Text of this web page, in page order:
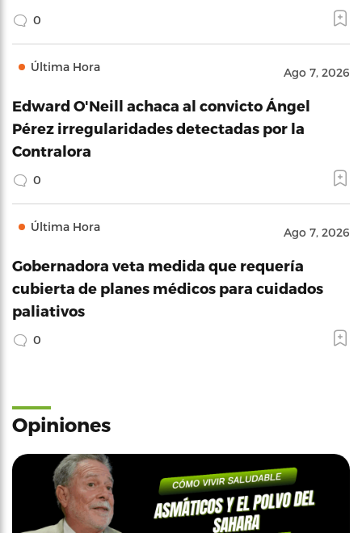
0
Última Hora Ago 7, 2026
Edward O'Neill achaca al convicto Ángel
Pérez irregularidades detectadas por la
Contralora
0
Última Hora Ago 7, 2026
Gobernadora veta medida que requería
cubierta de planes médicos para cuidados
paliativos
0
Opiniones